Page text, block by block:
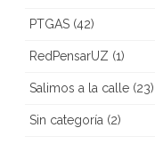
PTGAS (42)
RedPensarUZ (1)
Salimos a la calle (23)
Sin categoría (2)